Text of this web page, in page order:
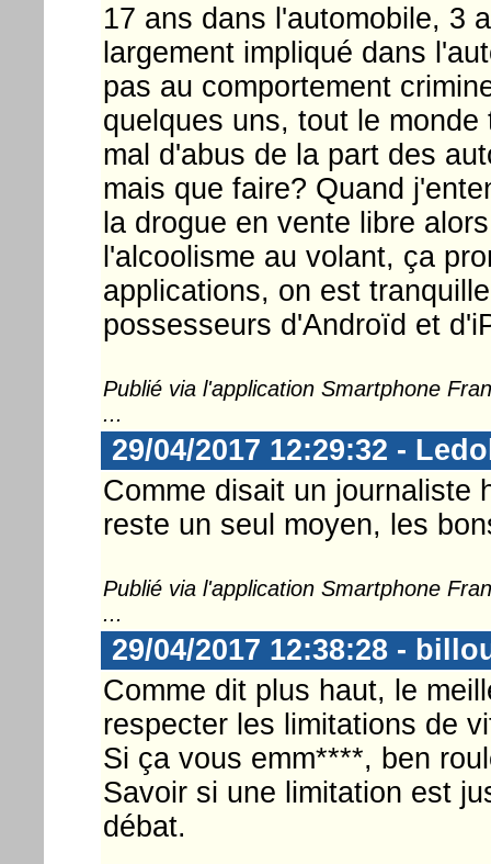
17 ans dans l'automobile, 3
largement impliqué dans
pas au comportement
quelques uns, tout le
mal d'abus de la part des
mais que faire? Quand
la drogue en vente libre
l'alcoolisme au volant, ça
applications, on est
possesseurs d'Androïd et
Publié via l'application Smartphone
...
29/04/2017 12:29:32 -
Comme disait un journaliste
reste un seul moyen, les
Publié via l'application Smartphone
...
29/04/2017 12:38:28 -
Comme dit plus haut, le
respecter les limitations de
Si ça vous emm****, ben
Savoir si une limitation est
débat.